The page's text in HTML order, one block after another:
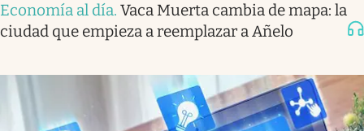
Economía al día. Vaca Muerta cambia de mapa: la
ciudad que empieza a reemplazar a Añelo